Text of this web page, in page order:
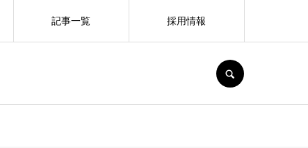
記事一覧 採用情報